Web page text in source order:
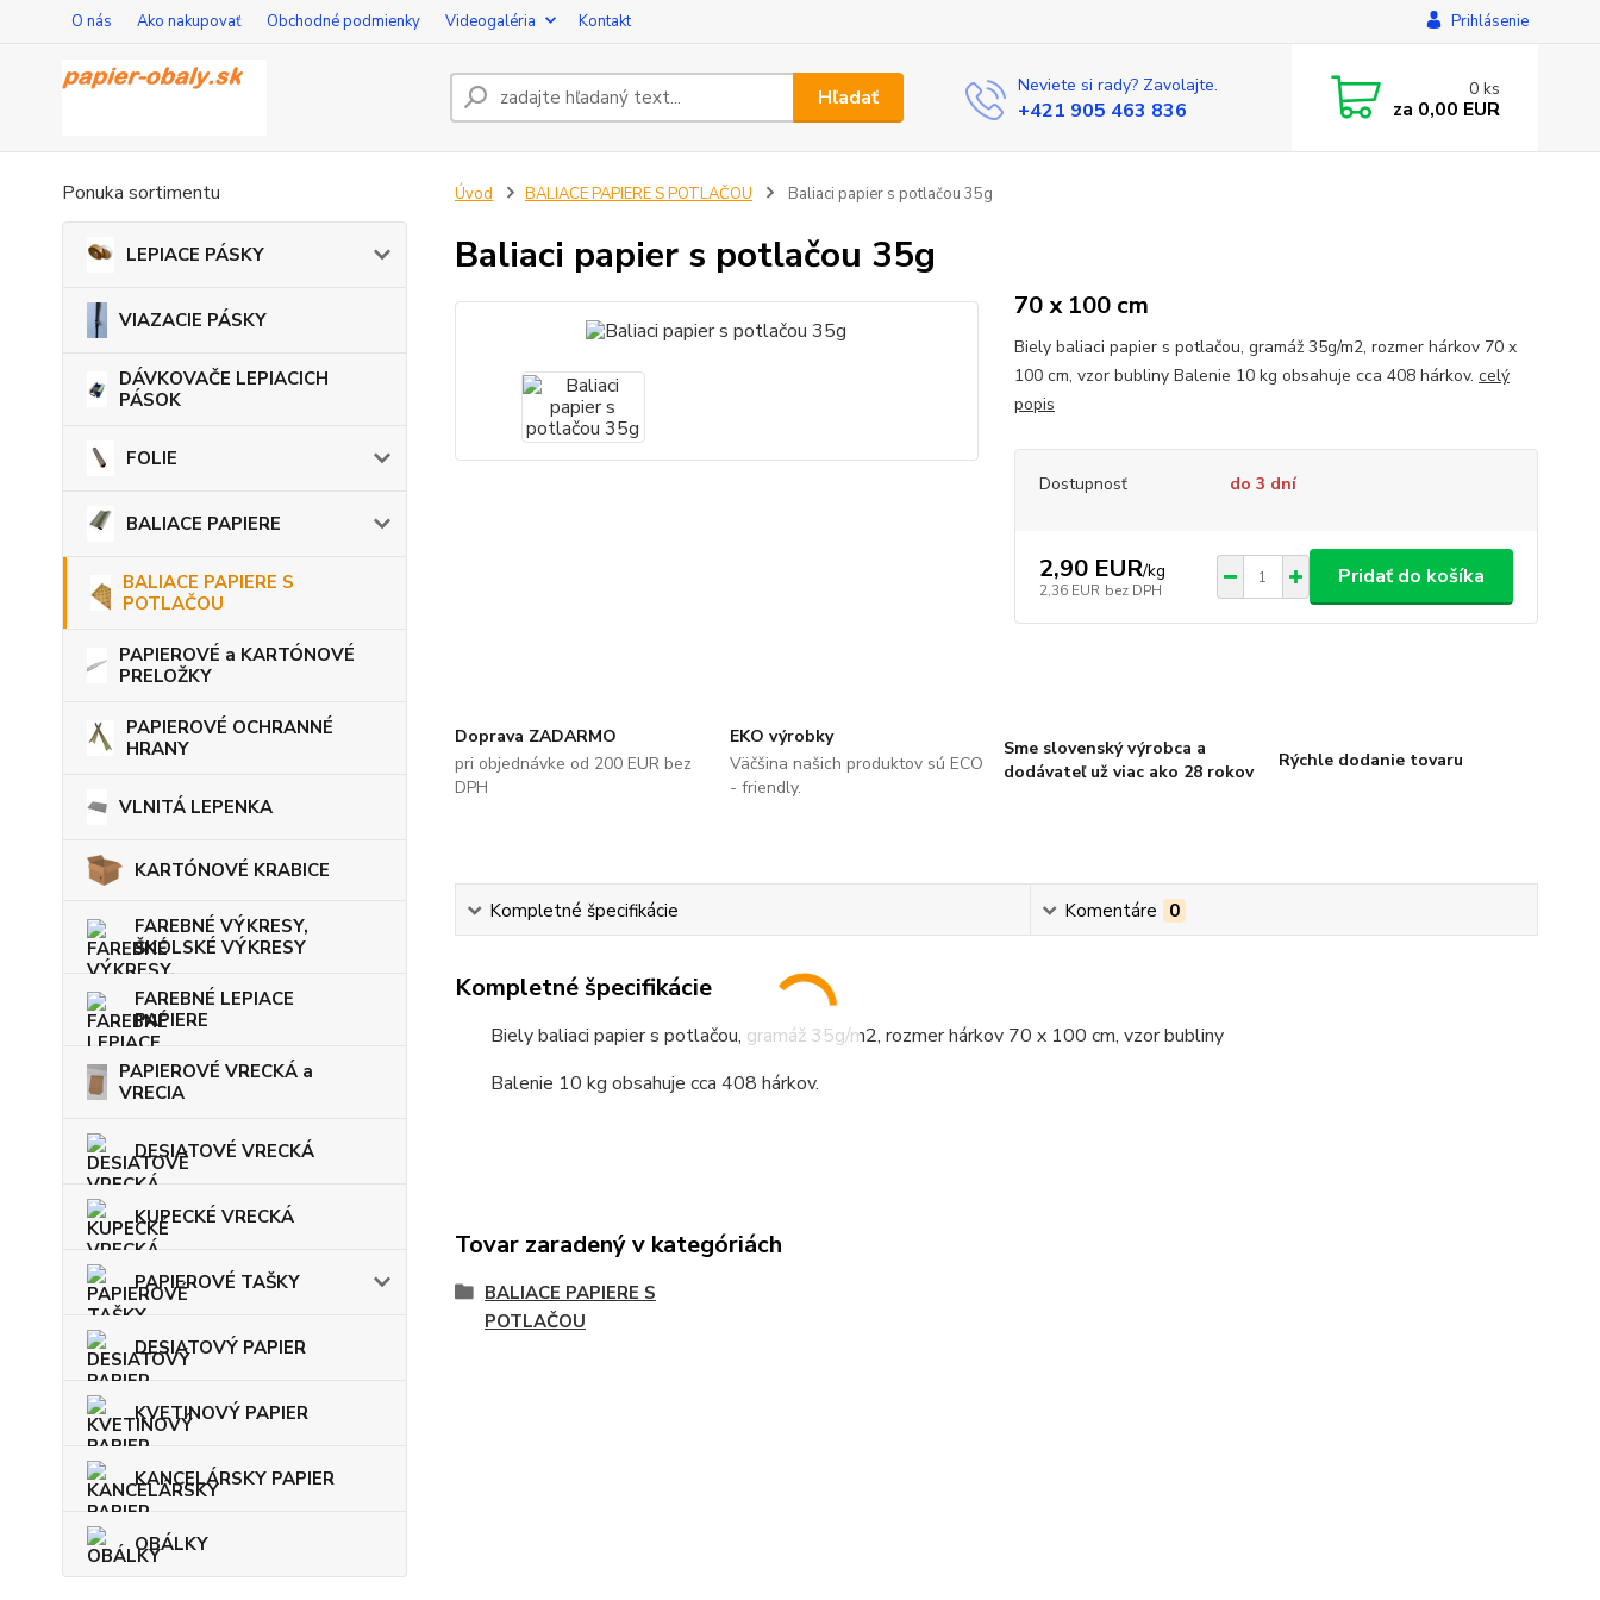
O nás Ako nakupovať Obchodné podmienky Videogaléria Kontakt Prihlásenie
Hľadať Neviete si rady? Zavolajte.
+421 905 463 836
0 ks
za 0,00 EUR
Ponuka sortimentu
LEPIACE PÁSKY
VIAZACIE PÁSKY
DÁVKOVAČE LEPIACICH
PÁSOK
FOLIE
BALIACE PAPIERE
BALIACE PAPIERE S
POTLAČOU
PAPIEROVÉ a KARTÓNOVÉ
PRELOŽKY
PAPIEROVÉ OCHRANNÉ
HRANY
VLNITÁ LEPENKA
KARTÓNOVÉ KRABICE
FAREBNÉ VÝKRESY,
ŠKOLSKÉ VÝKRESY
FAREBNÉ LEPIACE
PAPIERE
PAPIEROVÉ VRECKÁ a
VRECIA
DESIATOVÉ VRECKÁ
KUPECKÉ VRECKÁ
PAPIEROVÉ TAŠKY
DESIATOVÝ PAPIER
KVETINOVÝ PAPIER
KANCELÁRSKY PAPIER
OBÁLKY
Úvod BALIACE PAPIERE S POTLAČOU Baliaci papier s potlačou 35g
Baliaci papier s potlačou 35g
70 x 100 cm
Biely baliaci papier s potlačou, gramáž 35g/m2, rozmer hárkov 70 x
100 cm, vzor bubliny Balenie 10 kg obsahuje cca 408 hárkov. celý
popis
Dostupnosť do 3 dní
2,90 EUR/kg
2,36 EUR bez DPH
Pridať do košíka
Doprava ZADARMO
pri objednávke od 200 EUR bez
DPH
EKO výrobky
Väčšina našich produktov sú ECO
- friendly.
Sme slovenský výrobca a
dodávateľ už viac ako 28 rokov
Rýchle dodanie tovaru
Kompletné špecifikácie Komentáre 0
Kompletné špecifikácie
Biely baliaci papier s potlačou, gramáž 35g/m2, rozmer hárkov 70 x 100 cm, vzor bubliny
Balenie 10 kg obsahuje cca 408 hárkov.
Tovar zaradený v kategóriách
BALIACE PAPIERE S
POTLAČOU